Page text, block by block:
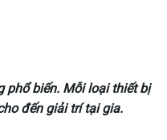
phổ biến. Mỗi loại thiết bị
đến giải trí tại gia.